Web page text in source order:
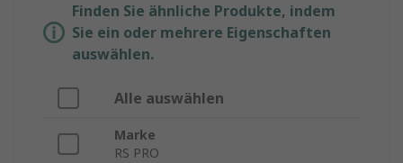
Finden Sie ähnliche Produkte, indem
Sie ein oder mehrere Eigenschaften
auswählen.
Alle auswählen
Marke
RS PRO